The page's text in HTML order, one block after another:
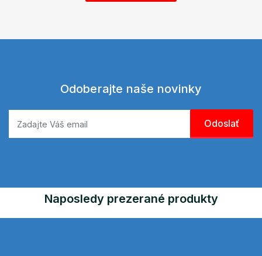
Odoberajte naše novinky
Naposledy prezerané produkty